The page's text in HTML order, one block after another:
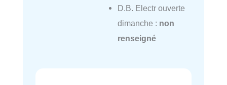
D.B. Electr ouverte
dimanche : non
renseigné